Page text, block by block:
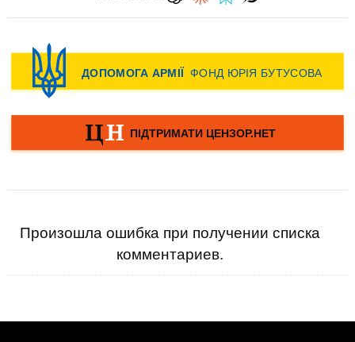
Произошла ошибка при получении списка
комментариев.